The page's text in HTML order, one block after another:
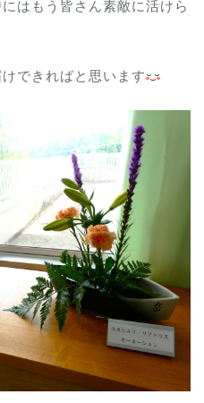
はもう皆さん素敵に活けら
できればと思います